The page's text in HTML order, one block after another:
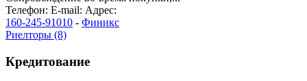
Телефон: E-mail: Адрес:
160-245-91010 - Финикс
Риелторы (8)
Кредитование